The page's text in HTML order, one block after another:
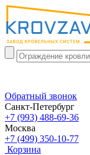
Обратный звонок
Санкт-Петербург
+7 (993) 488-69-36
Москва
+7 (499) 350-10-77
Корзина